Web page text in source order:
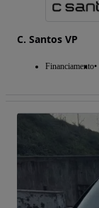
C. Santos VP
Financiamento